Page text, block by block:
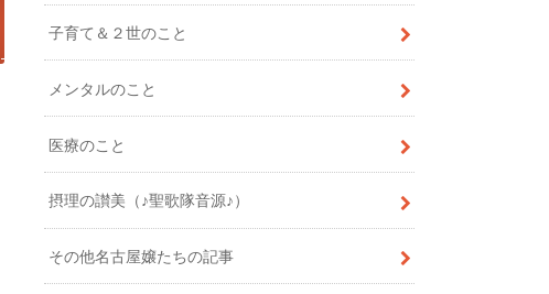
子育て＆２世のこと
メンタルのこと
医療のこと
摂理の讃美（♪聖歌隊音源♪）
その他名古屋嬢たちの記事